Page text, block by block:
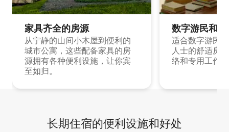
家具齐全的房源
从宁静的山间小木屋到便利的
城市公寓，这些配备家具的房
源拥有各种便利设施，让你宾
至如归。
数字游民和
适合数字游民
人士的舒适房
络和专用工作
长期住宿的便利设施和好处